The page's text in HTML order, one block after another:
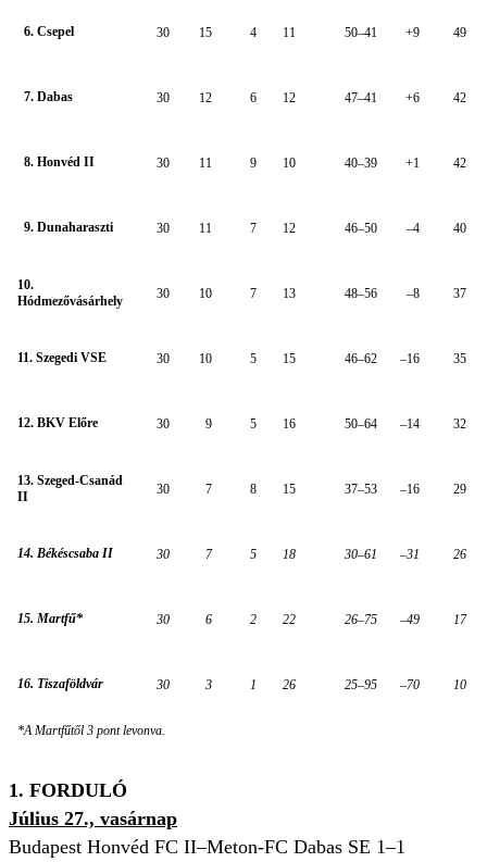
6. Csepel 30 15 4 11 50–41 +9 49
7. Dabas 30 12 6 12 47–41 +6 42
8. Honvéd II 30 11 9 10 40–39 +1 42
9. Dunaharaszti 30 11 7 12 46–50 –4 40
10.
Hódmezővásárhely
30 10 7 13 48–56 –8 37
11. Szegedi VSE 30 10 5 15 46–62 –16 35
12. BKV Előre 30 9 5 16 50–64 –14 32
13. Szeged-Csanád
II
30 7 8 15 37–53 –16 29
14. Békéscsaba II 30 7 5 18 30–61 –31 26
15. Martfű* 30 6 2 22 26–75 –49 17
16. Tiszaföldvár 30 3 1 26 25–95 –70 10
*A Martfűtől 3 pont levonva.
1. FORDULÓ
Július 27., vasárnap
Budapest Honvéd FC II–Meton-FC Dabas SE 1–1